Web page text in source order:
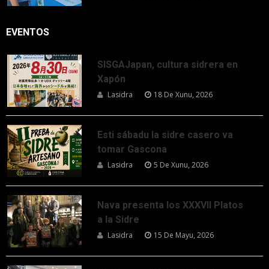
EVENTOS
SISGAJapan, cultura sidrera en
Xapón
Lasidra 18 De Xunu, 2026
Esti sábadu la sidre casero va
tomar Gascona
Lasidra 5 De Xunu, 2026
Nava presenta los XXXVII Platos
a la Sidre
Lasidra 15 De Mayu, 2026